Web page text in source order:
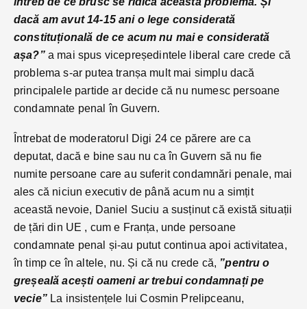
dacă am avut 14-15 ani o lege considerată
constituțională de ce acum nu mai e considerată
așa?” a mai spus vicepreședintele liberal care crede că
problema s-ar putea tranșa mult mai simplu dacă
principalele partide ar decide că nu numesc persoane
condamnate penal în Guvern.
Întrebat de moderatorul Digi 24 ce părere are ca
deputat, dacă e bine sau nu ca în Guvern să nu fie
numite persoane care au suferit condamnări penale, mai
ales că niciun executiv de până acum nu a simțit
această nevoie, Daniel Suciu a susținut că există situații
de țări din UE , cum e Franța, unde persoane
condamnate penal și-au putut continua apoi activitatea,
în timp ce în altele, nu. Și că nu crede că, ”pentru o
greșeală acești oameni ar trebui condamnați pe
vecie” La insistențele lui Cosmin Prelipceanu,